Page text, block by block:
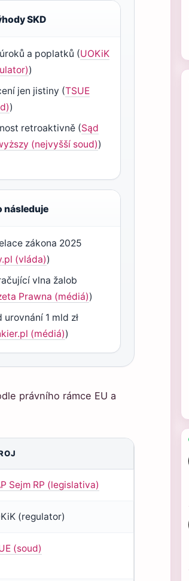
SKD
a poplatků (UOKiK
)
jen jistiny (TSUE
)
retroaktivně (Sąd
(nejvyšší soud))
následuje
zákona 2025
(vláda))
vlna žalob
Prawna (médiá))
urovnání 1 mld zł
(médiá))
právního rámce EU a
Sejm RP (legislativa)
(regulator)
(soud)